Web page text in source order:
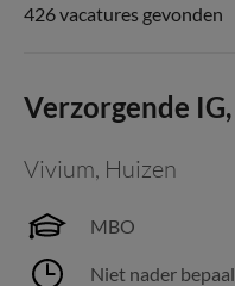
426 vacatures gevonden
Verzorgende
Vivium, Huizen
MBO
Niet nader